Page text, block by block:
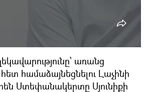
առանց
համաձայնեցնելու Լաչինի
Ստեփանակերտը Սյունիքի